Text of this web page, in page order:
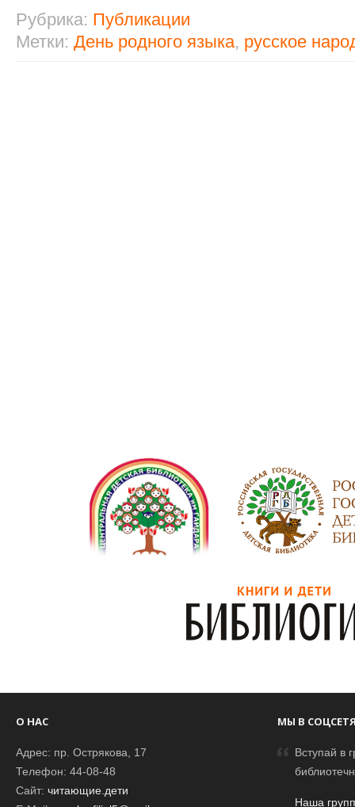
Рубрика: Публикации
Метки: День родного языка, русское
О НАС
Адрес: пр. Острякова, 17
Телефон: 44-08-48
Сайт: читающие.дети
МЫ В
Вступай в
Наша